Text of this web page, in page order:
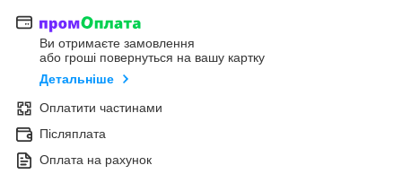
Ви отримаєте замовлення
або гроші повернуться на вашу картку
Детальніше
Оплатити частинами
Післяплата
Оплата на рахунок